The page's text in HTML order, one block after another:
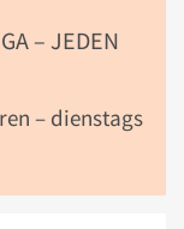
– JEDEN
– dienstags